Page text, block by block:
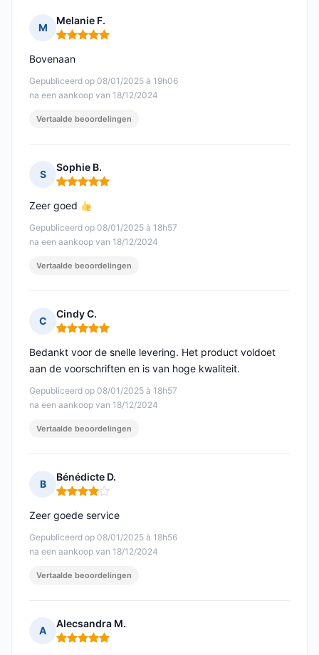
M
Melanie F.
Opmerking: 5 van 5
Gepubliceerd op 08/01/2025 à 19h06
na een aankoop van 18/12/2024
Bovenaan
Vertaalde beoordelingen
S
Sophie B.
Opmerking: 5 van 5
Gepubliceerd op 08/01/2025 à 18h57
na een aankoop van 18/12/2024
Zeer goed
Vertaalde beoordelingen
C
Cindy C.
Opmerking: 5 van 5
Gepubliceerd op 08/01/2025 à 18h57
na een aankoop van 18/12/2024
Bedankt voor de snelle levering. Het product voldoet
aan de voorschriften en is van hoge kwaliteit.
Vertaalde beoordelingen
B
Bénédicte D.
Opmerking: 4 van 5
Gepubliceerd op 08/01/2025 à 18h56
na een aankoop van 18/12/2024
Zeer goede service
Vertaalde beoordelingen
A
Alecsandra M.
Opmerking: 5 van 5